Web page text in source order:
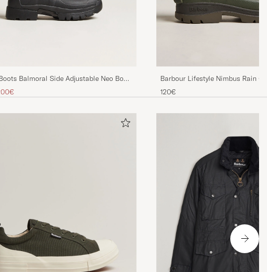
Balmoral Side Adjustable Neo Boot
hinta hinta
Barbour Lifestyle Nimbus Rain
120€